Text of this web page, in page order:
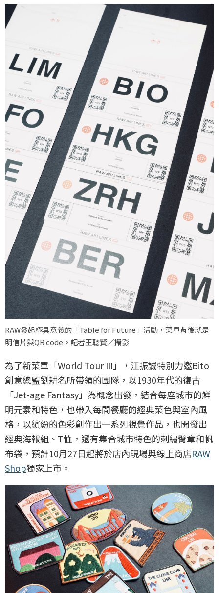
RAW發起極具意義的「Table for Future」活動，菜單背後就是
明信片與QR code。記者王聰賢／攝影
為了新菜單「World Tour III」，江振誠特別力邀Bito
創意總監劉耕名所帶領的團隊，以1930年代的復古
「Jet-age Fantasy」為概念出發，結合每座城市的鮮
明元素和特色，也帶入每間餐廳的經典菜色與室內風
格，以繽紛的色彩創作出一系列視覺作品，也開發出
經典海報組、T恤，還有集合城市特色的刺繡臂章和帆
布袋，預計10月27日起將於店內現場與線上商店RAW
Shop獨家上市。